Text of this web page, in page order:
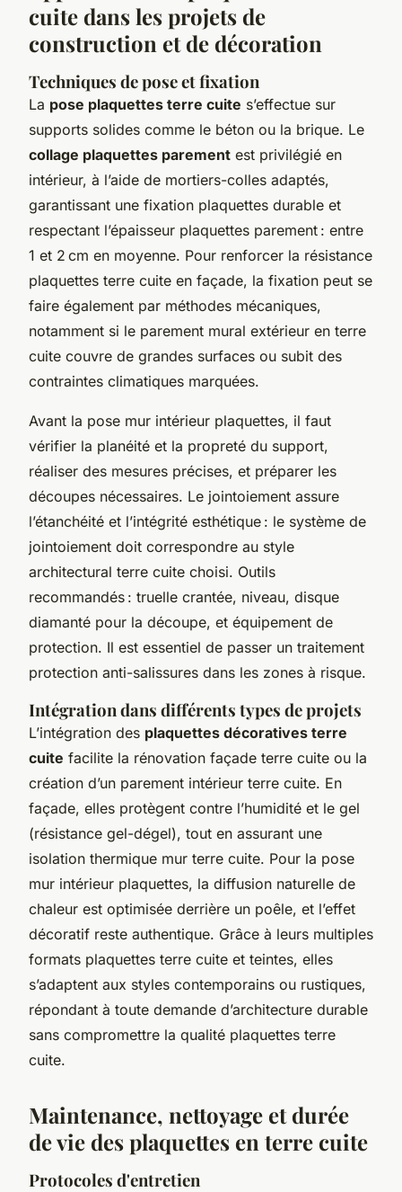
cuite dans les projets de
construction et de décoration
Techniques de pose et fixation
La pose plaquettes terre cuite s’effectue sur
supports solides comme le béton ou la brique. Le
collage plaquettes parement est privilégié en
intérieur, à l’aide de mortiers-colles adaptés,
garantissant une fixation plaquettes durable et
respectant l’épaisseur plaquettes parement : entre
1 et 2 cm en moyenne. Pour renforcer la résistance
plaquettes terre cuite en façade, la fixation peut se
faire également par méthodes mécaniques,
notamment si le parement mural extérieur en terre
cuite couvre de grandes surfaces ou subit des
contraintes climatiques marquées.
Avant la pose mur intérieur plaquettes, il faut
vérifier la planéité et la propreté du support,
réaliser des mesures précises, et préparer les
découpes nécessaires. Le jointoiement assure
l’étanchéité et l’intégrité esthétique : le système de
jointoiement doit correspondre au style
architectural terre cuite choisi. Outils
recommandés : truelle crantée, niveau, disque
diamanté pour la découpe, et équipement de
protection. Il est essentiel de passer un traitement
protection anti-salissures dans les zones à risque.
Intégration dans différents types de projets
L’intégration des plaquettes décoratives terre
cuite facilite la rénovation façade terre cuite ou la
création d’un parement intérieur terre cuite. En
façade, elles protègent contre l’humidité et le gel
(résistance gel-dégel), tout en assurant une
isolation thermique mur terre cuite. Pour la pose
mur intérieur plaquettes, la diffusion naturelle de
chaleur est optimisée derrière un poêle, et l’effet
décoratif reste authentique. Grâce à leurs multiples
formats plaquettes terre cuite et teintes, elles
s’adaptent aux styles contemporains ou rustiques,
répondant à toute demande d’architecture durable
sans compromettre la qualité plaquettes terre
cuite.
Maintenance, nettoyage et durée
de vie des plaquettes en terre cuite
Protocoles d'entretien